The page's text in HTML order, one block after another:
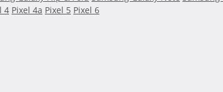
4 Pixel 4a Pixel 5 Pixel 6